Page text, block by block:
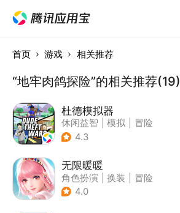
首页 游戏 相关推荐
“地牢肉鸽探险”的相关推荐(19)
杜德模拟器
休闲益智 模拟
冒险
| 写实
4.3
无限暖暖
角色扮演 换装
冒险
| 开放世界
4.0